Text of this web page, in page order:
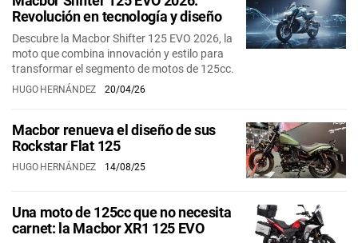
Revolución en tecnología y diseño
Descubre la Macbor Shifter 125 EVO 2026, la
moto que combina innovación y estilo para
transformar el segmento de motos de 125cc.
HUGO HERNÁNDEZ 20/04/26
Macbor renueva el diseño de sus
Rockstar Flat 125
HUGO HERNÁNDEZ 14/08/25
Una moto de 125cc que no necesita
carnet: la Macbor XR1 125 EVO